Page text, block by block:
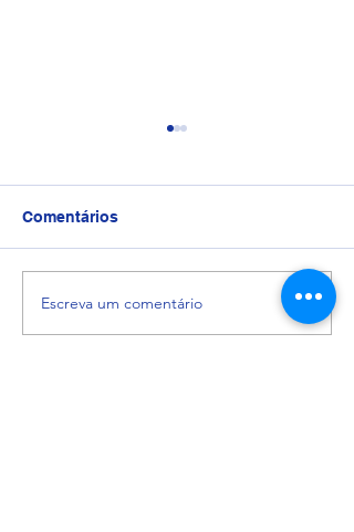
Comentários
Escreva um comentário